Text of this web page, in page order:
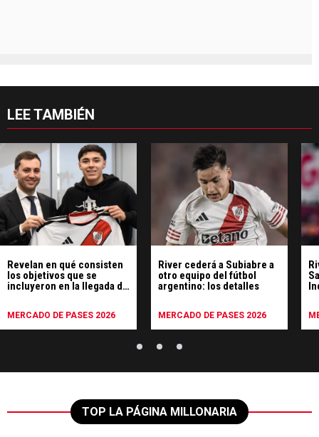
LEE TAMBIÉN
Revelan en qué consisten
los objetivos que se
incluyeron en la llegada de
MERCADO DE PASES 2026
River cederá a Subiabre a
otro equipo del fútbol
argentino: los detalles
MERCADO DE PASES 2026
TOP LA PÁGINA MILLONARIA